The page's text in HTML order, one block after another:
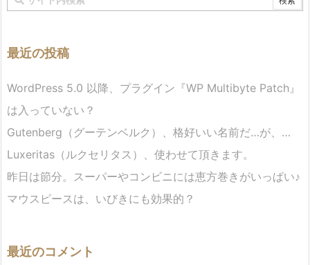
最近の投稿
WordPress 5.0 以降、プラグイン『WP Multibyte Patch』
は入っていない？
Gutenberg（グーテンベルク）、格好いい名前だ…が、…
Luxeritas（ルクセリタス）、使わせて頂きます。
昨日は節分。スーパーやコンビニには恵方巻きがいっぱい♪
マウスピースは、いびきにも効果的？
最近のコメント